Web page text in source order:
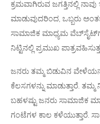
ಕ್ರಮವಾಗಿರುವ ಜಗತ್ತಿನಲ್ಲಿ
ಮಾಡುವುದರಿಂದ, ಒಬ್ಬರು
ಸಾಮಾಜಿಕ ಮಾಧ್ಯಮ
ನಿಟ್ಟಿನಲ್ಲಿ ಪ್ರಮುಖ
ಜನರು ತಮ್ಮ ಬಿಡುವಿನ
ಕೆಲಸಗಳನ್ನು ಮಾಡುತ್ತಾರೆ.
ಬಹಳಷ್ಟು ಜನರು ಸಾಮಾಜಿಕ
ಗಂಟೆಗಳ ಕಾಲ ಕಳೆಯುತ್ತಾರೆ.